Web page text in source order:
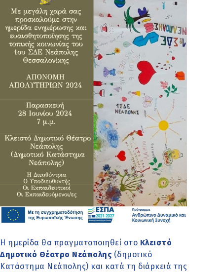
Η ημερίδα θα πραγματοποιηθεί στο Κλειστό
Δημοτικό Θέατρο Νεάπολης (δημοτικό
Κατάστημα Νεάπολης) και κατά τη διάρκειά της